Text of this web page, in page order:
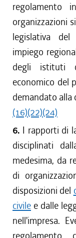
regolamento
organizzazioni
legislativa
impiego
degli istituti
economico del
demandato
(16)(22)(24)
6. I rapporti di
disciplinati
medesima, da
di
disposizioni del
civile e dalle
nell'impresa.